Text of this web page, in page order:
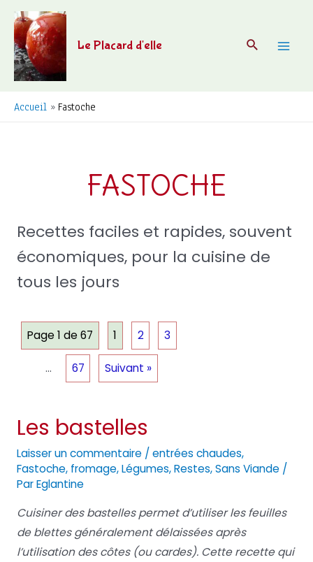
Aller
contenu
Le Placard d'elle
Accueil Fastoche
FASTOCHE
Recettes faciles et rapides, souvent
économiques, pour la cuisine de
tous les jours
Page 1 de 67 1 2 3
… 67 Suivant »
Les bastelles
Laisser un commentaire / entrées chaudes,
Fastoche, fromage,Légumes,Restes,Sans Viande/
ParEglantine
Cuisiner des bastelles permet d’utiliser les feuilles
de blettes généralement délaissées après
l’utilisation des côtes (ou cardes). Cette recette qui